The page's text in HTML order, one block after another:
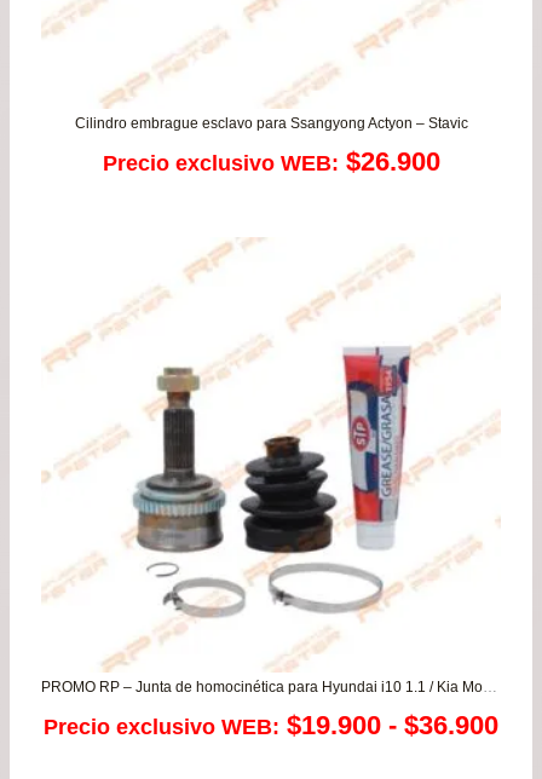
Cilindro embrague esclavo para Ssangyong Actyon – Stavic
Precio exclusivo WEB: $26.900
PROMO RP – Junta de homocinética para Hyundai i10 1.1 / Kia Morning
Precio exclusivo WEB: $19.900 - $36.900